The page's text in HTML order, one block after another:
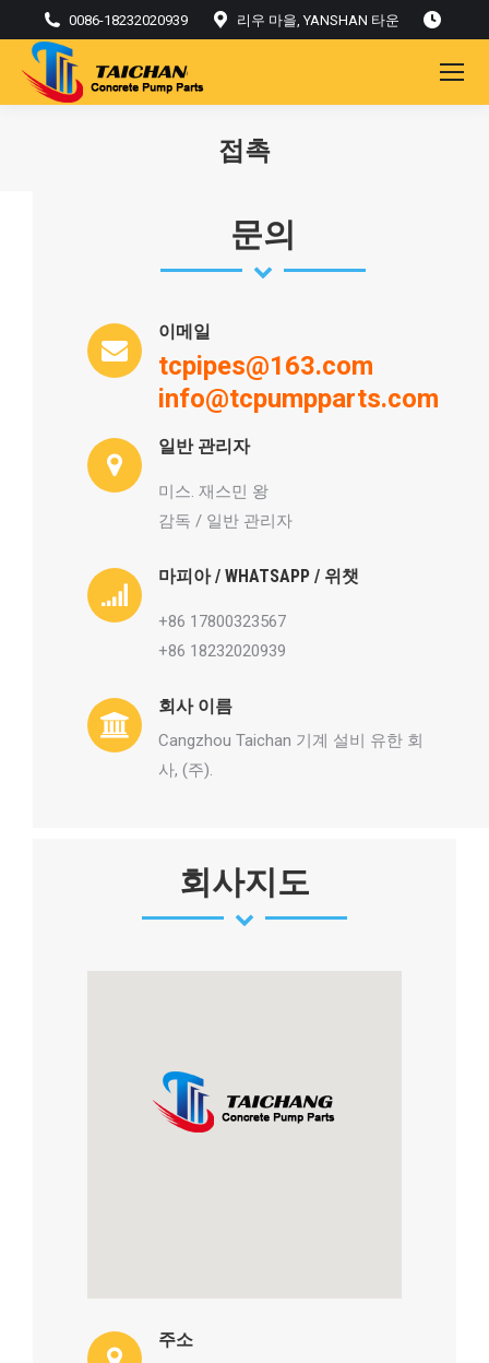
0086-18232020939 리우 마을, YANSHAN 타운
접촉
문의
이메일
tcpipes@163.com
info@tcpumpparts.com
일반 관리자
미스. 재스민 왕
감독 / 일반 관리자
마피아 / WHATSAPP / 위챗
+86 17800323567
+86 18232020939
회사 이름
Cangzhou Taichan 기계 설비 유한 회
사, (주).
회사지도
주소